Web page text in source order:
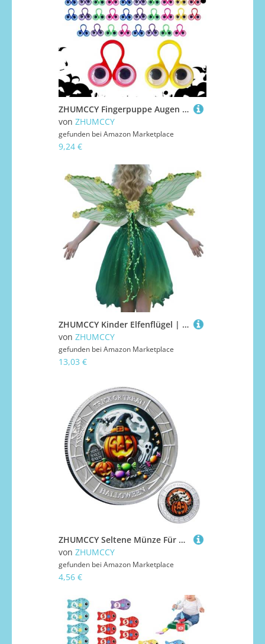
ZHUMCCY Fingerpuppe Augen - 50 Stück Kinder-Augenringe - 6-Farben Fingerpuppen-Ringe als Partyspielfiguren und Geschenkartikel für Kindergeburtstagsfeiern und Schulklassen
von ZHUMCCY
gefunden bei Amazon Marketplace
9,24 €
ZHUMCCY Kinder Elfenflügel | Schmetterlingsflügel Mit 3D Blumen Und Blättern,Feenkostüm Zubehör Für Damen Mädchen Halloween Festival Cosplay Deko
von ZHUMCCY
gefunden bei Amazon Marketplace
13,03 €
ZHUMCCY Seltene Münze Für Sammler | Halloween-Gedenkmünze | Originelles Spielzeug Erinnerungsstück Als Deko Für Zuhause Festliche Für Erwachsene Und Kinder
von ZHUMCCY
gefunden bei Amazon Marketplace
4,56 €